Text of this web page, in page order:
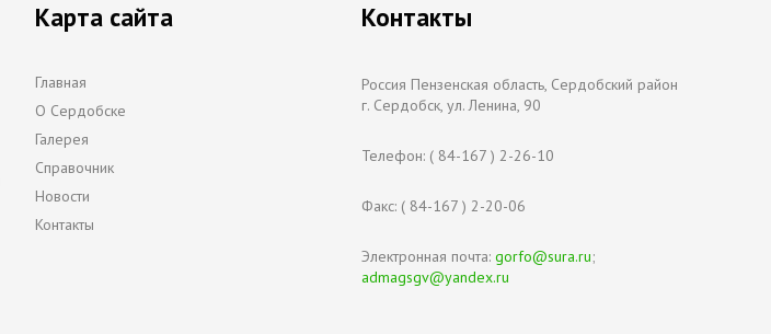
Карта сайта
Главная
О Сердобске
Галерея
Справочник
Новости
Контакты
Контакты
Россия Пензенская область, Сердобский район
г. Сердобск, ул. Ленина, 90
Телефон: ( 84-167 ) 2-26-10
Факс: ( 84-167 ) 2-20-06
Электронная почта: gorfo@sura.ru;
admagsgv@yandex.ru